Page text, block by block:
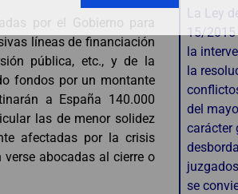
por el Gobierno para
líneas de financiación
pública, etc., y de la
fondos por un montante
a España 140.000
las de menor solidez
afectadas por la crisis
abocadas al cierre o
La Ley
15/2015
la
la
del
carácter
se